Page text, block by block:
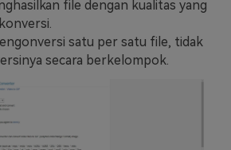
file dengan kualitas yang
satu per satu file, tidak
secara berkelompok.